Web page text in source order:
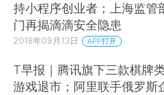
持小程序创业者；上海监管
门再揭滴滴安全隐患
2018年09月13日 APP打开
T早报｜腾讯旗下三款棋牌
游戏退市；阿里联手俄罗斯